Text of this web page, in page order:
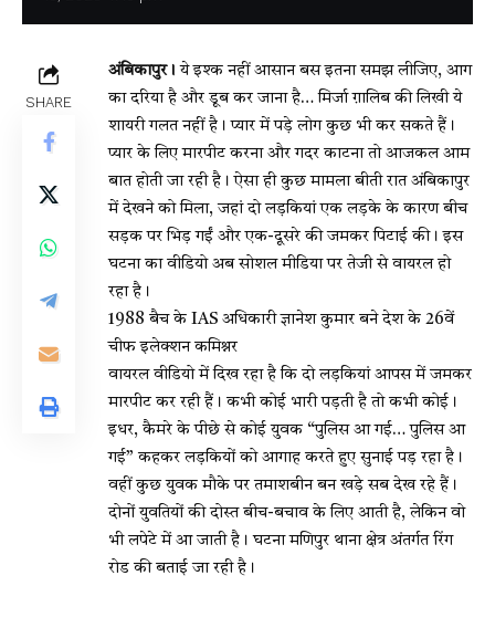
SHARE
अंबिकापुर।ये इश्क नहीं आसान बस इतना समझ लीजिए, आग
का दरिया है और डूब कर जाना है… मिर्जा ग़ालिब की लिखी ये
शायरी गलत नहीं है। प्यार में पड़े लोग कुछ भी कर सकते हैं।
प्यार के लिए मारपीट करना और गदर काटना तो आजकल आम
बात होती जा रही है। ऐसा ही कुछ मामला बीती रात अंबिकापुर
में देखने को मिला, जहां दो लड़कियां एक लड़के के कारण बीच
सड़क पर भिड़ गईं और एक-दूसरे की जमकर पिटाई की। इस
घटना का वीडियो अब सोशल मीडिया पर तेजी से वायरल हो
रहा है।
1988 बैच के IAS अधिकारी ज्ञानेश कुमार बने देश के 26वें
चीफ इलेक्शन कमिश्नर
वायरल वीडियो में दिख रहा है कि दो लड़कियां आपस में जमकर
मारपीट कर रही हैं। कभी कोई भारी पड़ती है तो कभी कोई।
इधर, कैमरे के पीछे से कोई युवक “पुलिस आ गई… पुलिस आ
गई” कहकर लड़कियों को आगाह करते हुए सुनाई पड़ रहा है।
वहीं कुछ युवक मौके पर तमाशबीन बन खड़े सब देख रहे हैं।
दोनों युवतियों की दोस्त बीच-बचाव के लिए आती है, लेकिन वो
भी लपेटे में आ जाती है। घटना मणिपुर थाना क्षेत्र अंतर्गत रिंग
रोड की बताई जा रही है।